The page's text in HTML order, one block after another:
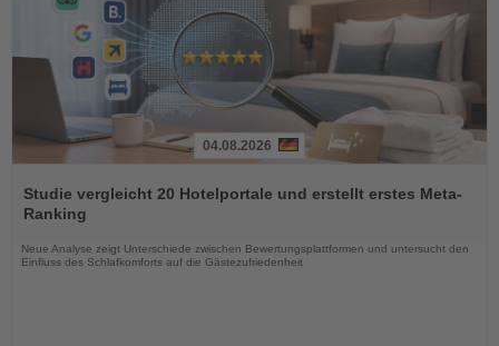
Sie
die
Nachrichten
04.08.2026
Studie vergleicht 20 Hotelportale und erstellt erstes Meta-
Ranking
Neue Analyse zeigt Unterschiede zwischen Bewertungsplattformen und untersucht den
Einfluss des Schlafkomforts auf die Gästezufriedenheit